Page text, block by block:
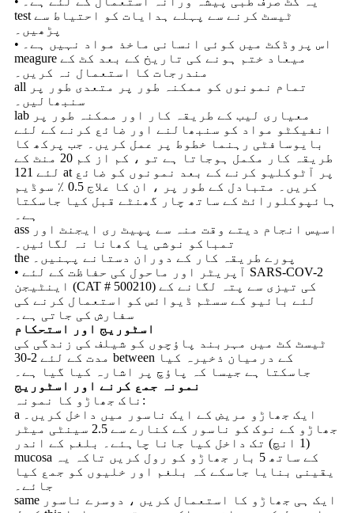
test ٹیسٹ کرنے سے پہلے ہدایات کو احتیاط سے
پڑھیں۔
• اس پروڈکٹ میں کوئی انسانی ماخذ مواد نہیں ہے۔
meagure میعاد ختم ہونے کی تاریخ کے بعد کٹ کے
مندرجات کا استعمال نہ کریں۔
all تمام نمونوں کو ممکنہ طور پر متعدی طور پر
سنبھالیں۔
lab معیاری لیب کے طریقہ کار اور ممکنہ طور پر
انفیکٹو مواد کو سنبھالنے اور ضائع کرنے کے لئے
بایوسافٹی رہنما خطوط پر عمل کریں۔ جب پرکھ کا
طریقہ کار مکمل ہوجاتا ہے تو ، کم از کم 20 منٹ کے
لئے 121 at پر آٹوکلیو کرنے کے بعد نمونوں کو ضائع
کریں۔ متبادل کے طور پر ، ان کا علاج 0.5 ٪ سوڈیم
ہائپوکلورائٹ کے ساتھ چار گھنٹے قبل کیا جاسکتا
ہے۔
ass اسیس انجام دیتے وقت منہ سے پپیٹ ری ایجنٹ اور
تمباکو نوشی یا کھانا نہ لگائیں۔
the پورے طریقہ کار کے دوران دستانے پہنیں۔
• آپریٹر اور ماحول کی حفاظت کے لئے SARS-COV-2
اینٹیجن (CAT # 500210) کی تیزی سے پتہ لگانے کے
لئے بائیو کے سسٹم ڈیوائس کو استعمال کرنے کی
سفارش کی جاتی ہے۔
اسٹوریج اور استحکام
ٹیسٹ کٹ میں مہربند پاؤچوں کو شیلف کی زندگی کی
مدت کے لئے 2-30 between کے درمیان ذخیرہ کیا
جاسکتا ہے جیسا کہ پاؤچ پر اشارہ کیا گیا ہے۔
نمونہ جمع کرنے اور اسٹوریج
ناک جھاڑو کا نمونہ:
a ایک جھاڑو مریض کے ایک ناسور میں داخل کریں۔
جھاڑو کے نوک کو ناسور کے کنارے سے 2.5 سینٹی میٹر
(1 انچ) تک داخل کیا جانا چاہئے۔ بلغم کے اندر
mucosa کے ساتھ 5 بار جھاڑو کو رول کریں تاکہ یہ
یقینی بنایا جاسکے کہ بلغم اور خلیوں کو جمع کیا
جائے۔
same ایک ہی جھاڑو کا استعمال کریں ، دوسرے ناسور